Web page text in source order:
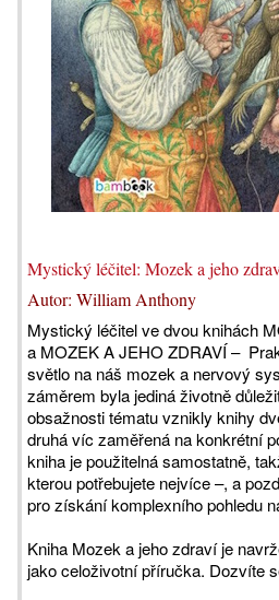
Mystický léčitel: Mozek a jeho
Autor: William Anthony
Mystický léčitel ve dvou knihách
a MOZEK A JEHO ZDRAVÍ –
světlo na náš mozek a nervový
záměrem byla jediná životně
obsažnosti tématu vznikly knihy
druhá víc zaměřená na konkrétní
kniha je použitelná samostatně,
kterou potřebujete nejvíce –, a
pro získání komplexního pohledu
Kniha Mozek a jeho zdraví je
jako celoživotní příručka. Dozvíte